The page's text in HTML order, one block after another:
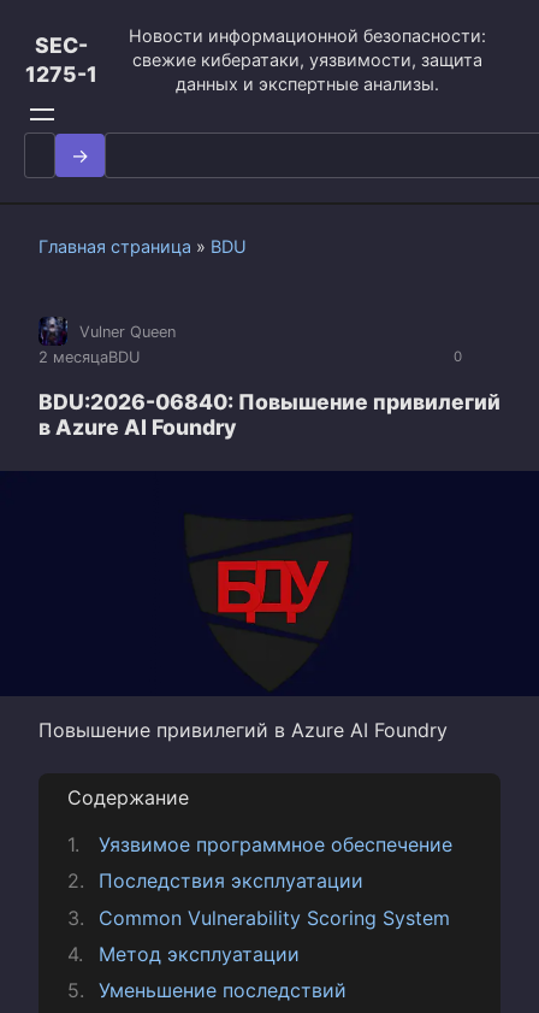
контенту
SEC-
1275-1
Новости информационной безопасности:
свежие кибератаки, уязвимости, защита
данных и экспертные анализы.
Search
for:
Главная страница » BDU
0
Vulner Queen
2 месяцаBDU
BDU:2026-06840: Повышение привилегий
в Azure AI Foundry
Повышение привилегий в Azure AI Foundry
Содержание
Уязвимое программное обеспечение
Последствия эксплуатации
Common Vulnerability Scoring System
Метод эксплуатации
Уменьшение последствий